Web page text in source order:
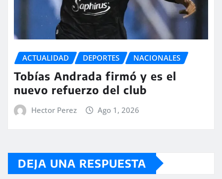
ACTUALIDAD DEPORTES NACIONALES
Tobías Andrada firmó y es el
nuevo refuerzo del club
Hector Perez Ago 1, 2026
DEJA UNA RESPUESTA